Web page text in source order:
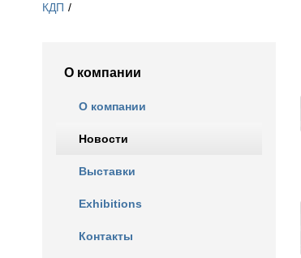
КДП
О компании
О компании
Новости
Выставки
Exhibitions
Контакты